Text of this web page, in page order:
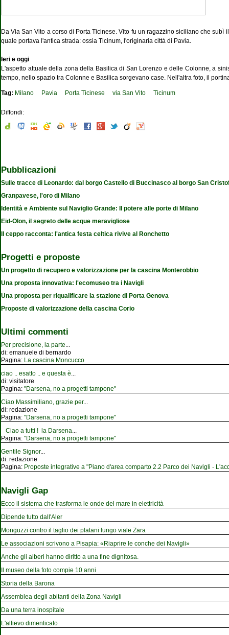
Da Via San Vito a corso di Porta Ticinese. Vito fu un ragazzino siciliano che
quale portava l'antica strada: ossia Ticinum, l'originaria città di Pavia.
Ieri e oggi
L'aspetto attuale della zona della Basilica di San Lorenzo e delle Colonne, a
tempo, nello spazio tra Colonne e Basilica sorgevano case. Nell'altra foto, il
Tag: Milano Pavia Porta Ticinese via San Vito Ticinum
Diffondi:
Pubblicazioni
Sulle tracce di Leonardo: dal borgo Castello di Buccinasco al borgo San
Granpavese, l'oro di Milano
Identità e Ambiente sul Naviglio Grande: Il potere alle porte di Milano
Eid-Olon, il segreto delle acque meravigliose
Il ceppo racconta: l'antica festa celtica rivive al Ronchetto
Progetti e proposte
Un progetto di recupero e valorizzazione per la cascina Monterobbio
Una proposta innovativa: l'ecomuseo tra i Navigli
Una proposta per riqualificare la stazione di Porta Genova
Proposte di valorizzazione della cascina Corio
Ultimi commenti
Per precisione, la parte
di: emanuele di bernardo
Pagina: La cascina Moncucco
ciao .. esatto .. e questa è
di: visitatore
Pagina: "Darsena, no a progetti tampone"
Ciao Massimiliano, grazie per...
di: redazione
Pagina: "Darsena, no a progetti tampone"
Ciao a tutti ! la Darsena
Pagina: "Darsena, no a progetti tampone"
Gentile Signor...
di: redazione
Pagina: Proposte integrative a "Piano d'area comparto 2.2 Parco dei Navigli -
Navigli Gap
Ecco il sistema che trasforma le onde del mare in elettricità
Dipende tutto dall'Aler
Monguzzi contro il taglio dei platani lungo viale Zara
Le associazioni scrivono a Pisapia: «Riaprire le conche dei Navigli»
Anche gli alberi hanno diritto a una fine dignitosa.
Il museo della foto compie 10 anni
Storia della Barona
Assemblea degli abitanti della Zona Navigli
Da una terra inospitale
L'allievo dimenticato